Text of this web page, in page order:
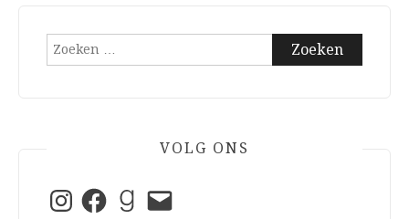
Zoeken
VOLG ONS
InstagramFacebookGoodreads
E-
mail